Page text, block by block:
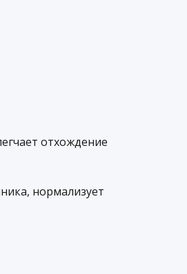
отхождение
нормализует